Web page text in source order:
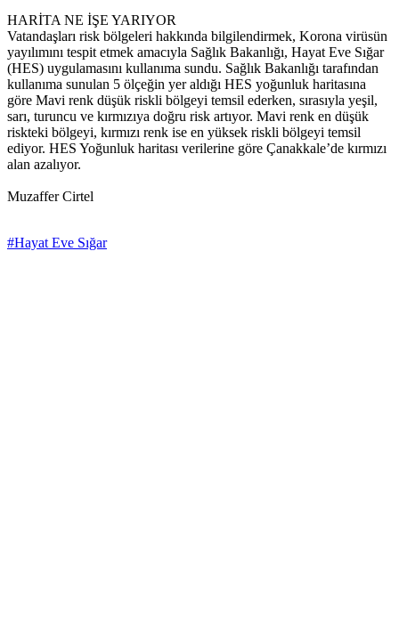
HARİTA NE İŞE YARIYOR
Vatandaşları risk bölgeleri hakkında bilgilendirmek, Korona virüsün
yayılımını tespit etmek amacıyla Sağlık Bakanlığı, Hayat Eve Sığar
(HES) uygulamasını kullanıma sundu. Sağlık Bakanlığı tarafından
kullanıma sunulan 5 ölçeğin yer aldığı HES yoğunluk haritasına
göre Mavi renk düşük riskli bölgeyi temsil ederken, sırasıyla yeşil,
sarı, turuncu ve kırmızıya doğru risk artıyor. Mavi renk en düşük
riskteki bölgeyi, kırmızı renk ise en yüksek riskli bölgeyi temsil
ediyor. HES Yoğunluk haritası verilerine göre Çanakkale’de kırmızı
alan azalıyor.
Muzaffer Cirtel
#Hayat Eve Sığar